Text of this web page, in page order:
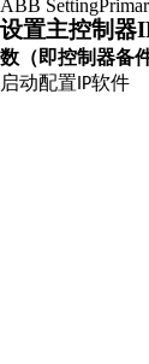
ABB
设置主控制器
数（即控制器备
启动配置 IP软件